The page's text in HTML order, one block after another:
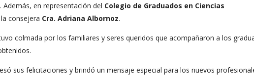
. Además, en representación del Colegio de Graduados en Ciencias
consejera Cra. Adriana Albornoz.
colmada por los familiares y seres queridos que acompañaron a los
sus felicitaciones y brindó un mensaje especial para los nuevos